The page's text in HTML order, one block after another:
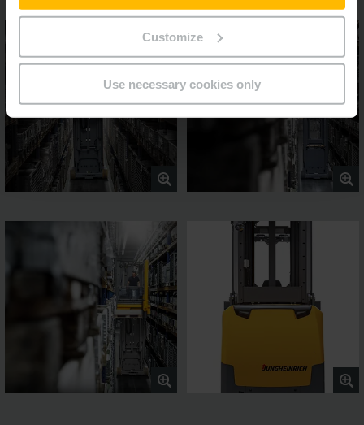
Customize
Use necessary cookies only